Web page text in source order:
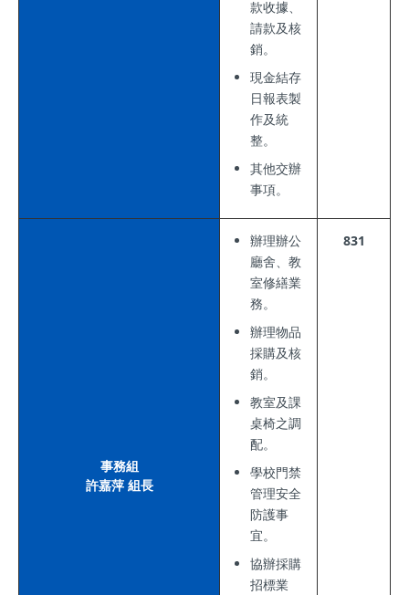
款收據、
請款及核
銷。
現金結存
日報表製
作及統
整。
其他交辦
事項。
事務組
許嘉萍 組長
辦理辦公
廳舍、教
室修繕業
務。
辦理物品
採購及核
銷。
教室及課
桌椅之調
配。
學校門禁
管理安全
防護事
宜。
協辦採購
招標業
831